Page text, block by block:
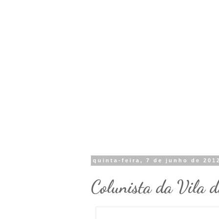
quinta-feira, 7 de junho de 2012
Colunista da Vila